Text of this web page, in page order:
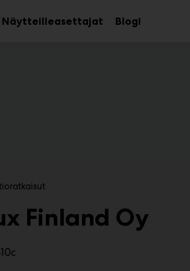
NäytteilleasettajatAvaaBlogi
Finland Oy